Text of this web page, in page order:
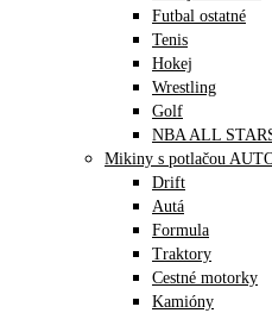
Futbal ostatné
Tenis
Hokej
Wrestling
Golf
NBA ALL
Mikiny s potlačou
Drift
Autá
Formula
Traktory
Cestné motorky
Kamióny